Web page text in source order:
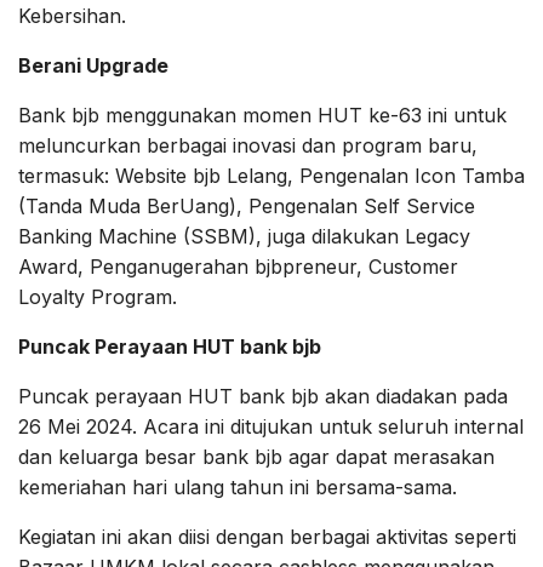
Kebersihan.
Berani Upgrade
Bank bjb menggunakan momen HUT ke-63 ini untuk
meluncurkan berbagai inovasi dan program baru,
termasuk: Website bjb Lelang, Pengenalan Icon Tamba
(Tanda Muda BerUang), Pengenalan Self Service
Banking Machine (SSBM), juga dilakukan Legacy
Award, Penganugerahan bjbpreneur, Customer
Loyalty Program.
Puncak Perayaan HUT bank bjb
Puncak perayaan HUT bank bjb akan diadakan pada
26 Mei 2024. Acara ini ditujukan untuk seluruh internal
dan keluarga besar bank bjb agar dapat merasakan
kemeriahan hari ulang tahun ini bersama-sama.
Kegiatan ini akan diisi dengan berbagai aktivitas seperti